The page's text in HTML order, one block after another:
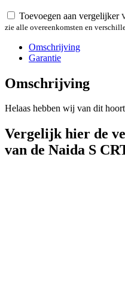
Toevoegen aan vergelijker
zie alle overeenkomsten en
Omschrijving
Garantie
Omschrijving
Helaas hebben wij van dit
Vergelijk hier de
van de Naida S